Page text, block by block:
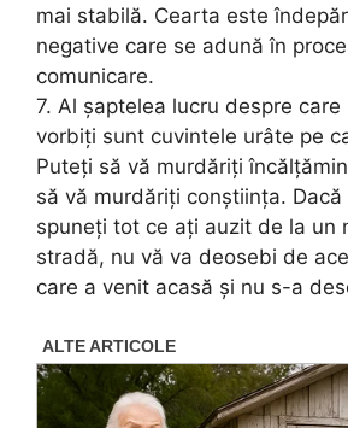
mai stabilă. Cearta este
negative care se adună în
comunicare.
7. Al șaptelea lucru despre
vorbiți sunt cuvintele urâte pe
Puteți să vă murdăriți
să vă murdăriți conștiința.
spuneți tot ce ați auzit de la un
stradă, nu vă va deosebi de
care a venit acasă și nu s-a